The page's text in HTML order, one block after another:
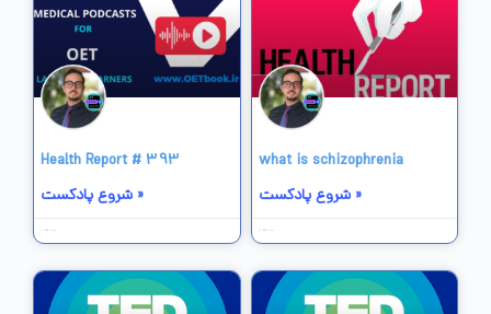
Health Report # 393
شروع پادکست »
what is schizophrenia
شروع پادکست »